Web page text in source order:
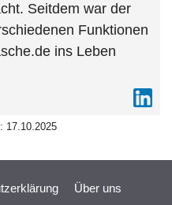
Seitdem war der
Funktionen
ins Leben
17.10.2025
Über uns